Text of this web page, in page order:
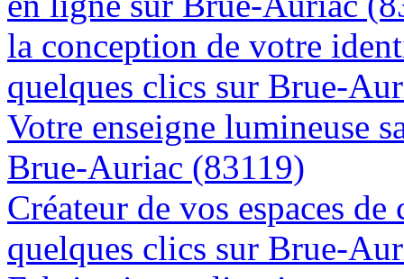
la conception de votre
quelques clics sur Brue-
Votre enseigne lumineuse
Brue-Auriac (83119)
Créateur de vos espaces
quelques clics sur Brue-